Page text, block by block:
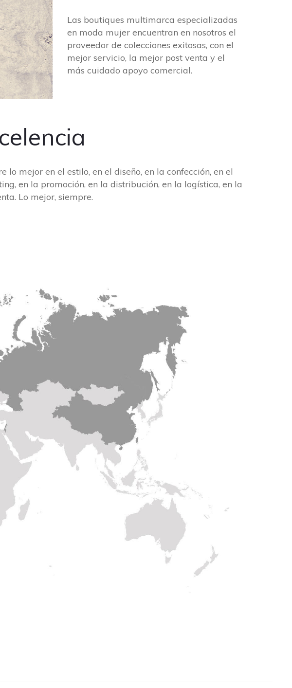
Las boutiques multimarca especializadas
en moda mujer encuentran en nosotros el
proveedor de colecciones exitosas, con el
mejor servicio, la mejor post venta y el
más cuidado apoyo comercial.
lo mejor en el estilo, en el diseño, en la confección, en el
en la promoción, en la distribución, en la logística, en la
Lo mejor, siempre.